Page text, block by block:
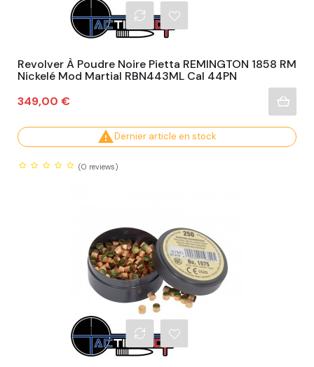
Revolver À Poudre Noire Pietta REMINGTON 1858 RM
Nickelé Mod Martial RBN443ML Cal 44PN
Prix
349,00 €
Dernier article en stock
(0 reviews)